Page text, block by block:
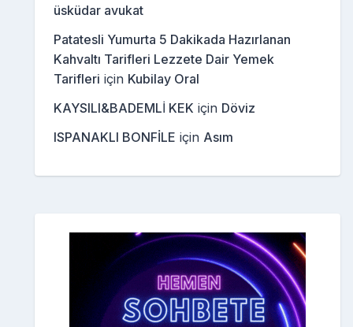
üsküdar avukat
Patatesli Yumurta 5 Dakikada Hazırlanan
Kahvaltı Tarifleri Lezzete Dair Yemek
Tarifleri için Kubilay Oral
KAYSILI&BADEMLİ KEK için Döviz
ISPANAKLI BONFİLE için Asım